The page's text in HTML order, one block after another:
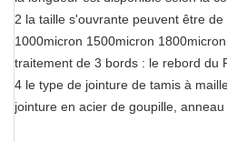
2 la taille s'ouvrante peuvent être
1000micron 1500micron
traitement de 3 bords : le rebord du
4 le type de jointure de tamis à
jointure en acier de goupille,